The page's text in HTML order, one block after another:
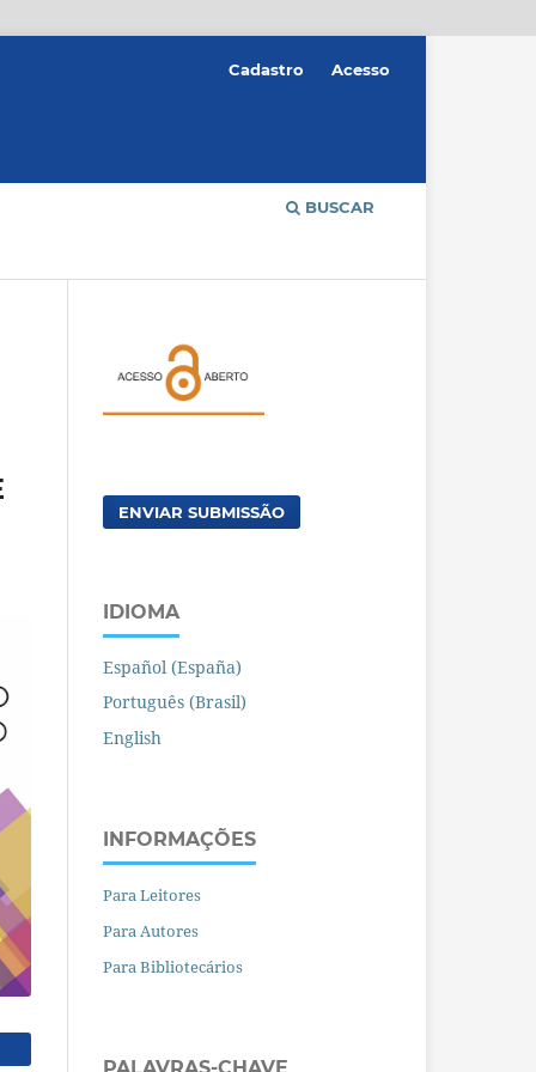
BUSCAR
Cadastro Acesso
ENVIAR SUBMISSÃO
IDIOMA
Español (España)
Português (Brasil)
English
INFORMAÇÕES
Para Leitores
Para Autores
Para Bibliotecários